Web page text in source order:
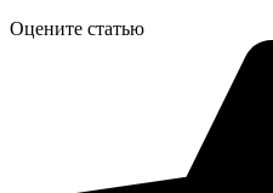
Оцените статью